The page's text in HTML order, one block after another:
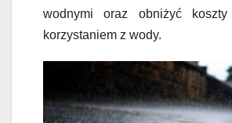
wodnymi oraz obniżyć
korzystaniem z wody.